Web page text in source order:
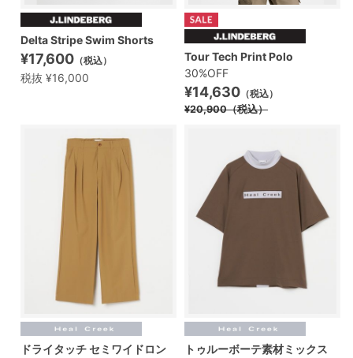
Delta Stripe Swim Shorts
¥17,600 （税込）
税抜 ¥16,000
Tour Tech Print Polo
30%OFF
¥14,630 （税込）
¥20,900（税込）
ドライタッチ セミワイドロン
トゥルーボーテ素材ミックス